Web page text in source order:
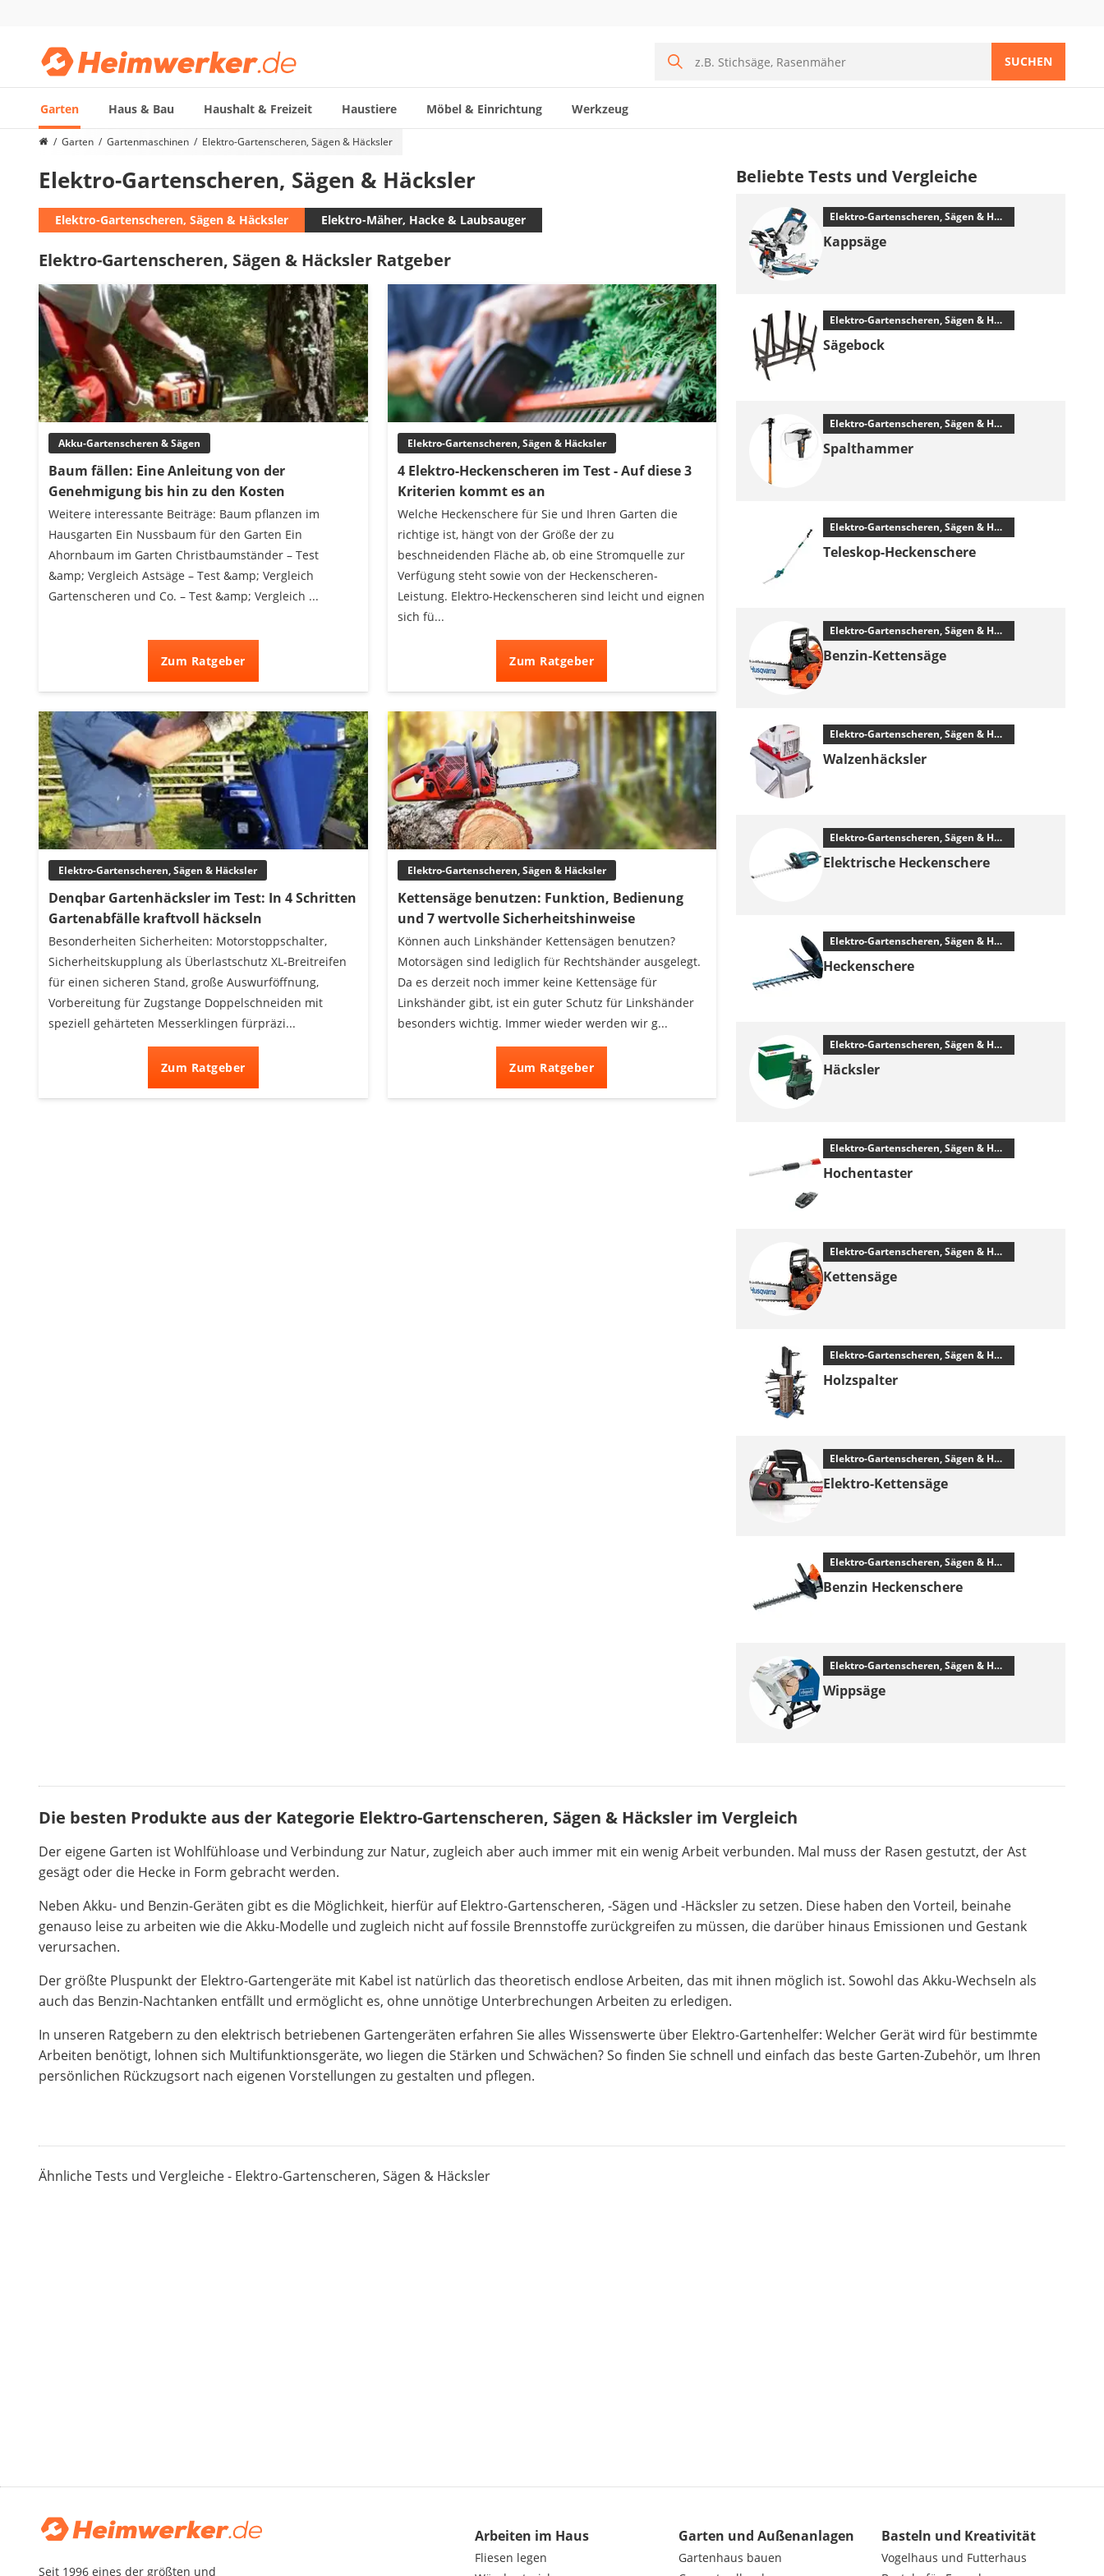
SUCHEN
Garten Haus & Bau Haushalt & Freizeit Haustiere Möbel & Einrichtung Werkzeug
Die beliebtesten Vergleiche nach Kategorie
Akku-Laubsauger
Motorhacke
Solar-Lichterkette außen
Teleskopleiter
Ameisengift
Pavillon
Sichtschutzstreifen
Akku-Laubbläser
Akku-Vertikutierer
Koifutter
Kassettenmarkise
Bosch-Heckenschere
Stihl-Laubbläser
Minidumper
Auffahrrampe
Garten Gartenmaschinen Elektro-Gartenscheren, Sägen & Häcksler
Elektro-Gartenscheren, Sägen & Häcksler
Elektro-Gartenscheren, Sägen & Häcksler Elektro-Mäher, Hacke & Laubsauger
Elektro-Gartenscheren, Sägen & Häcksler Ratgeber
Akku-Gartenscheren & Sägen
Baum fällen: Eine Anleitung von der
Genehmigung bis hin zu den Kosten
Weitere interessante Beiträge: Baum pflanzen im
Hausgarten Ein Nussbaum für den Garten Ein
Ahornbaum im Garten Christbaumständer – Test
&amp; Vergleich Astsäge – Test &amp; Vergleich
Gartenscheren und Co. – Test &amp; Vergleich ...
Zum Ratgeber
Elektro-Gartenscheren, Sägen & Häcksler
4 Elektro-Heckenscheren im Test - Auf diese 3
Kriterien kommt es an
Welche Heckenschere für Sie und Ihren Garten die
richtige ist, hängt von der Größe der zu
beschneidenden Fläche ab, ob eine Stromquelle zur
Verfügung steht sowie von der Heckenscheren-
Leistung. Elektro-Heckenscheren sind leicht und eignen
sich fü...
Zum Ratgeber
Elektro-Gartenscheren, Sägen & Häcksler
Denqbar Gartenhäcksler im Test: In 4 Schritten
Gartenabfälle kraftvoll häckseln
Besonderheiten Sicherheiten: Motorstoppschalter,
Sicherheitskupplung als Überlastschutz XL-Breitreifen
für einen sicheren Stand, große Auswurföffnung,
Vorbereitung für Zugstange Doppelschneiden mit
speziell gehärteten Messerklingen fürpräzi...
Zum Ratgeber
Elektro-Gartenscheren, Sägen & Häcksler
Kettensäge benutzen: Funktion, Bedienung
und 7 wertvolle Sicherheitshinweise
Können auch Linkshänder Kettensägen benutzen?
Motorsägen sind lediglich für Rechtshänder ausgelegt.
Da es derzeit noch immer keine Kettensäge für
Linkshänder gibt, ist ein guter Schutz für Linkshänder
besonders wichtig. Immer wieder werden wir g...
Zum Ratgeber
Beliebte Tests und Vergleiche
Elektro-Gartenscheren, Sägen & Häcksler
Kappsäge
Elektro-Gartenscheren, Sägen & Häcksler
Sägebock
Elektro-Gartenscheren, Sägen & Häcksler
Spalthammer
Elektro-Gartenscheren, Sägen & Häcksler
Teleskop-Heckenschere
Elektro-Gartenscheren, Sägen & Häcksler
Benzin-Kettensäge
Elektro-Gartenscheren, Sägen & Häcksler
Walzenhäcksler
Elektro-Gartenscheren, Sägen & Häcksler
Elektrische Heckenschere
Elektro-Gartenscheren, Sägen & Häcksler
Heckenschere
Elektro-Gartenscheren, Sägen & Häcksler
Häcksler
Elektro-Gartenscheren, Sägen & Häcksler
Hochentaster
Elektro-Gartenscheren, Sägen & Häcksler
Kettensäge
Elektro-Gartenscheren, Sägen & Häcksler
Holzspalter
Elektro-Gartenscheren, Sägen & Häcksler
Elektro-Kettensäge
Elektro-Gartenscheren, Sägen & Häcksler
Benzin Heckenschere
Elektro-Gartenscheren, Sägen & Häcksler
Wippsäge
Die besten Produkte aus der Kategorie Elektro-Gartenscheren, Sägen & Häcksler im Vergleich
Der eigene Garten ist Wohlfühloase und Verbindung zur Natur, zugleich aber auch immer mit ein wenig Arbeit verbunden. Mal muss der Rasen gestutzt, der Ast
gesägt oder die Hecke in Form gebracht werden.
Neben Akku- und Benzin-Geräten gibt es die Möglichkeit, hierfür auf Elektro-Gartenscheren, -Sägen und -Häcksler zu setzen. Diese haben den Vorteil, beinahe
genauso leise zu arbeiten wie die Akku-Modelle und zugleich nicht auf fossile Brennstoffe zurückgreifen zu müssen, die darüber hinaus Emissionen und Gestank
verursachen.
Der größte Pluspunkt der Elektro-Gartengeräte mit Kabel ist natürlich das theoretisch endlose Arbeiten, das mit ihnen möglich ist. Sowohl das Akku-Wechseln als
auch das Benzin-Nachtanken entfällt und ermöglicht es, ohne unnötige Unterbrechungen Arbeiten zu erledigen.
In unseren Ratgebern zu den elektrisch betriebenen Gartengeräten erfahren Sie alles Wissenswerte über Elektro-Gartenhelfer: Welcher Gerät wird für bestimmte
Arbeiten benötigt, lohnen sich Multifunktionsgeräte, wo liegen die Stärken und Schwächen? So finden Sie schnell und einfach das beste Garten-Zubehör, um Ihren
persönlichen Rückzugsort nach eigenen Vorstellungen zu gestalten und pflegen.
Ähnliche Tests und Vergleiche - Elektro-Gartenscheren, Sägen & Häcksler
Seit 1996 eines der größten und
Arbeiten im Haus
Fliesen legen
Garten und Außenanlagen
Gartenhaus bauen
Basteln und Kreativität
Vogelhaus und Futterhaus